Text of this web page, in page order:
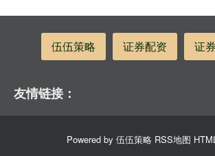
伍伍策略 证券配资 证
友情链接：
Powered by 伍伍策略 RSS地图